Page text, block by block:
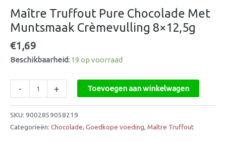
Maître Truffout Pure Chocolade Met
Muntsmaak Crèmevulling 8×12,5g
€1,69
Beschikbaarheid: 19 op voorraad
- + Toevoegen aan winkelwagen
SKU: 9002859058219
Categorieën: Chocolade, Goedkope voeding, Maître Truffout